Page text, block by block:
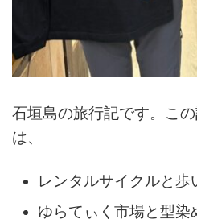
石垣島の旅行記です。こ
は、
レンタルサイクルと歩
ゆらてぃく市場と型染